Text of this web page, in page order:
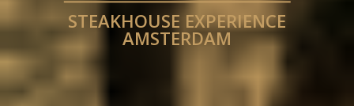
STEAKHOUSE EXPERIENCE
AMSTERDAM